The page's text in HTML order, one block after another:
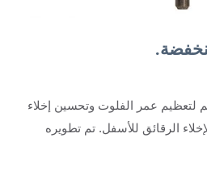
عمر الفلوت وتحسين إخلاء
الرقائق للأسفل. تم تطويره